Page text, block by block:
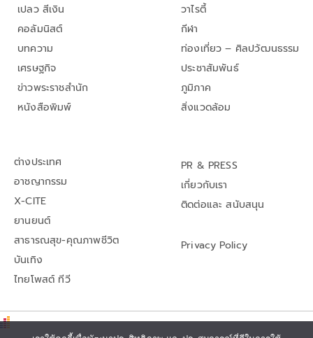
เปลว สีเงิน
คอลัมนิสต์
บทความ
เศรษฐกิจ
ข่าวพระราชสำนัก
หนังสือพิมพ์
วาไรตี้
กีฬา
ท่องเที่ยว – ศิลปวัฒนธรรม
ประชาสัมพันธ์
ภูมิภาค
สิ่งแวดล้อม
ต่างประเทศ
อาชญากรรม
X-CITE
ยานยนต์
สาธารณสุข-คุณภาพชีวิต
บันเทิง
ไทยโพสต์ ทีวี
PR & PRESS
เกี่ยวกับเรา
ติดต่อและ สนับสนุน
Privacy Policy